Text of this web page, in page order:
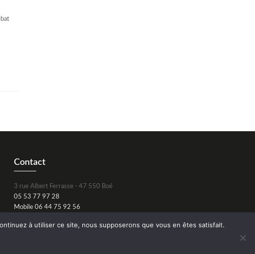
Contact
3 rue Albert Ferrasse - 47 550 Boé
05 53 77 97 28
Mobile 06 44 75 92 56
à utiliser ce site, nous supposerons que vous en êtes satisfait.